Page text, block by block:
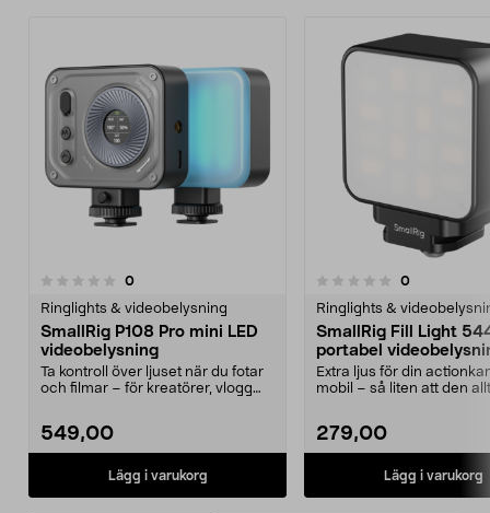
0recensioner
Ringlights & videobelysning
SmallRig P108 Pro mini LED
videobelysning
Ta kontroll över ljuset när du fotar
och filmar – för kreatörer, vlogg
549,00
Lägg i varukorg
0.0 av 5 stjärnor 0recensioner
Ringlights &
SmallRig Fill Light
portabel
Extra ljus för din
mobil – så liten att den
279,00
Lägg i varukorg
0.0 av 5 stjärnor